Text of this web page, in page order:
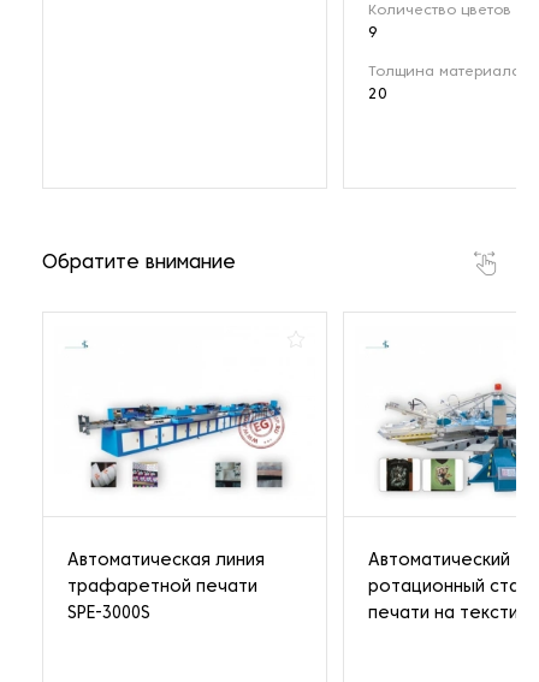
Количество цветов
9
Толщина материала
20
Обратите внимание
Автоматическая линия
трафаретной печати
SPE-3000S
Автоматический
ротационный
печати на